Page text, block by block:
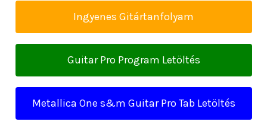
Ingyenes Gitártanfolyam
Guitar Pro Program Letöltés
Metallica One s&m Guitar Pro Tab Letöltés